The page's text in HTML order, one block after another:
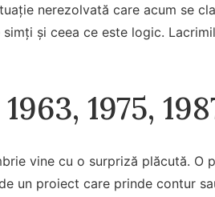
nerezolvată care acum se
și ceea ce este logic.
1975,
vine cu o surpriză plăcută.
un proiect care prinde contur